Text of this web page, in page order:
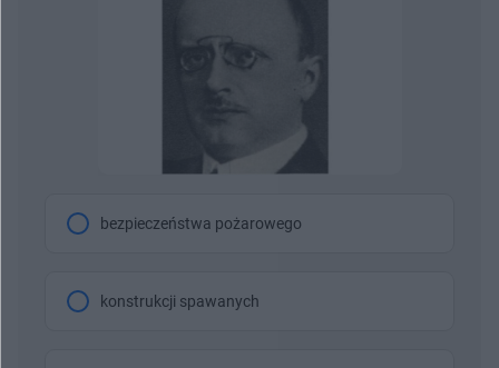
bezpieczeństwa pożarowego
konstrukcji spawanych